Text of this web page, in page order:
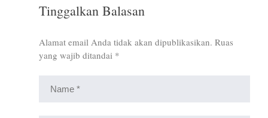
Tinggalkan Balasan
Alamat email Anda tidak akan dipublikasikan. Ruas
yang wajib ditandai *